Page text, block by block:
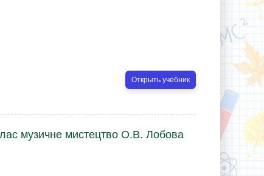
Открыть учебник
музичне мистецтво О.В. Лобова